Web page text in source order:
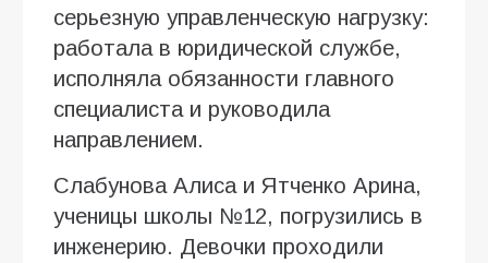
серьезную управленческую нагрузку:
работала в юридической службе,
исполняла обязанности главного
специалиста и руководила
направлением.
Слабунова Алиса и Ятченко Арина,
ученицы школы №12, погрузились в
инженерию. Девочки проходили